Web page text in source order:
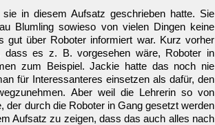
in diesem Aufsatz geschrieben hatte. Sie
Blumling sowieso von vielen Dingen keine
gut über Roboter informiert war. Kurz vorher
dass es z. B. vorgesehen wäre, Roboter in
zum Beispiel. Jackie hatte das noch nie
für Interessanteres einsetzen als dafür, den
Aber weil die Lehrerin so von
durch die Roboter in Gang gesetzt werden
Aufsatz zu zeigen, dass das auch alles nach